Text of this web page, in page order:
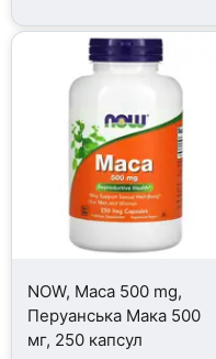
NOW, Maca 500 mg,
Перуанська Мака 500
мг, 250 капсул